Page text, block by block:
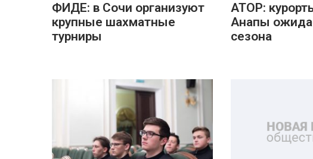
ФИДЕ: в Сочи организуют
крупные шахматные
турниры
АТОР:
Анапы
сезона